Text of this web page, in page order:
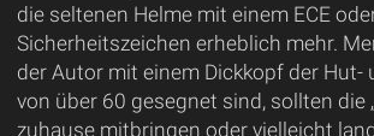
die seltenen Helme mit einem ECE
Sicherheitszeichen erheblich mehr.
der Autor mit einem Dickkopf der Hut-
von über 60 gesegnet sind, sollten die
zuhause mitbringen oder vielleicht